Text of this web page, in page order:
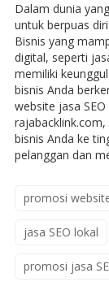
Dalam dunia
untuk berpuas
Bisnis yang
digital, seperti
memiliki
bisnis Anda
website jasa
bisnis Anda ke
pelanggan dan
promosi
jasa SEO lokal
promosi jasa